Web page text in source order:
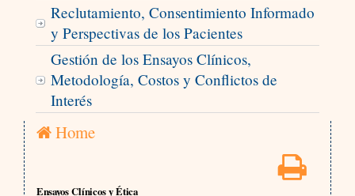
Reclutamiento, Consentimiento Informado
y Perspectivas de los Pacientes
Gestión de los Ensayos Clínicos,
Metodología, Costos y Conflictos de
Interés
Home
Ensayos Clínicos y Ética